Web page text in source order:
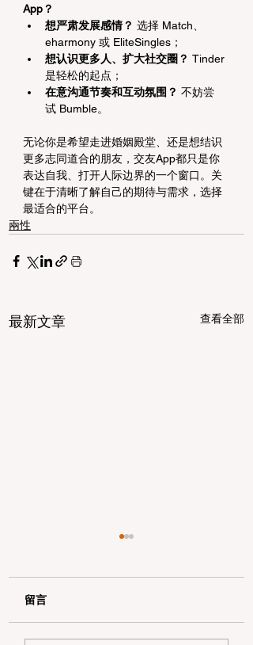
App？
想严肃发展感情？ 选择 Match、
eharmony 或 EliteSingles；
想认识更多人、扩大社交圈？ Tinder
是轻松的起点；
在意沟通节奏和互动氛围？ 不妨尝
试 Bumble。
无论你是希望走进婚姻殿堂、还是想结识
更多志同道合的朋友，交友App都只是你
表达自我、打开人际边界的一个窗口。关
键在于清晰了解自己的期待与需求，选择
最适合的平台。
兩性
最新文章 查看全部
留言